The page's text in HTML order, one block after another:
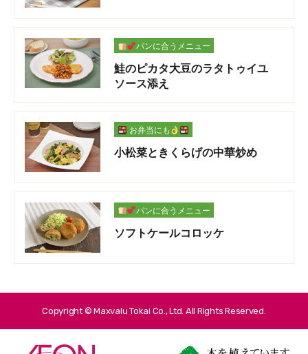
パンに合うメニュー
鮭のピカタ大豆のラタトゥイユ
ソース添え
お弁当にも
小松菜ときくらげの中華炒め
パンに合うメニュー
ソフトケールコロッケ
Copyright © Maxvalu Tokai Co., Ltd. All Rights Reserved.